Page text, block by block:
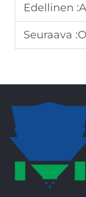
Edellinen :
Seuraava :